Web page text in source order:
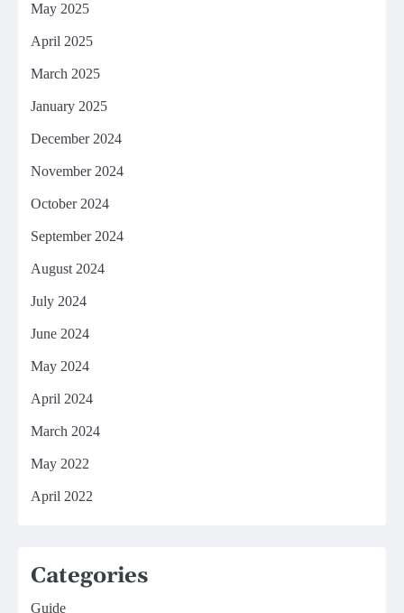
May 2025
April 2025
March 2025
January 2025
December 2024
November 2024
October 2024
September 2024
August 2024
July 2024
June 2024
May 2024
April 2024
March 2024
May 2022
April 2022
Categories
Guide